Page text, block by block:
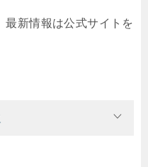
新情報は公式サイトを